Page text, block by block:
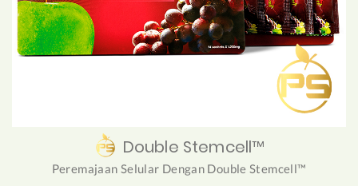
Double Stemcell™
Peremajaan Selular Dengan Double Stemcell™